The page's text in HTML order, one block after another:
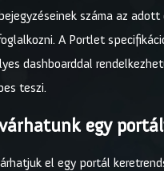
száma az
A Portlet
dashboarddal
teszi.
egy
el egy portál